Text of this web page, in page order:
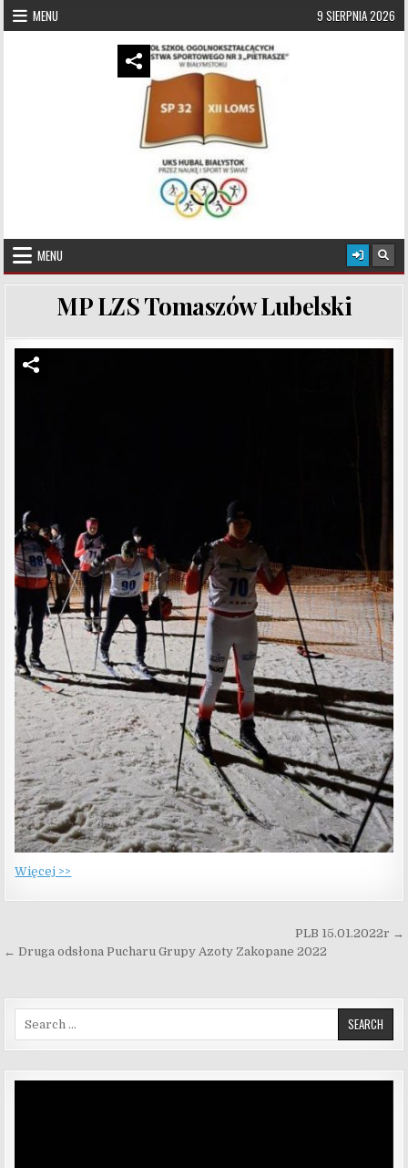
Skip to content
MENU 9 SIERPNIA 2026
UKS Hubal Białystok
MENU
MP LZS Tomaszów Lubelski
Więcej >>
PLB 15.01.2022r →
← Druga odsłona Pucharu Grupy Azoty Zakopane 2022
Search for: